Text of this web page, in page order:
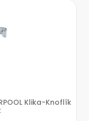
Klika-Knoflík